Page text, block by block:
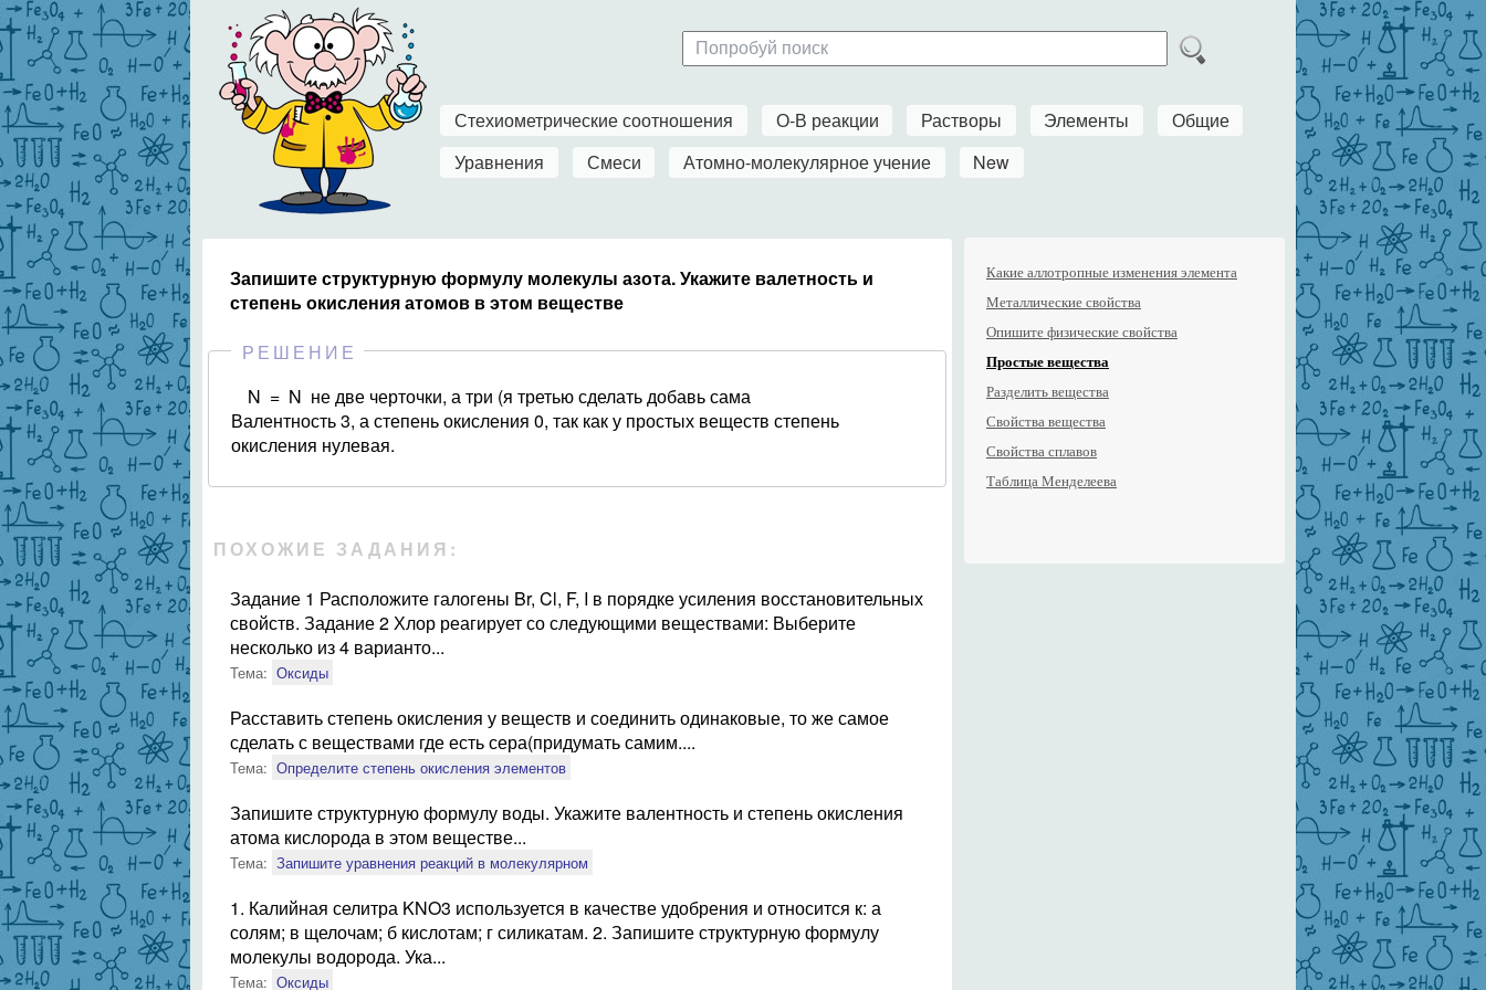
Стехиометрические соотношения О-В реакции Растворы Элементы
Общие
Уравнения
Смеси Атомно-молекулярное учение New
Запишите структурную формулу молекулы азота. Укажите валетность и
степень окисления атомов в этом веществе
РЕШЕНИЕ
N = N не две черточки, а три (я третью сделать добавь сама
Валентность 3, а степень окисления 0, так как у простых веществ степень
окисления нулевая.
ПОХОЖИЕ ЗАДАНИЯ:
Задание 1 Расположите галогены Br, Cl, F, I в порядке усиления восстановительных
свойств. Задание 2 Хлор реагирует со следующими веществами: Выберите
несколько из 4 варианто...
Тема: Оксиды
Расставить степень окисления у веществ и соединить одинаковые, то же самое
сделать с веществами где есть сера(придумать самим....
Тема: Определите степень окисления элементов
Запишите структурную формулу воды. Укажите валентность и степень окисления
атома кислорода в этом веществе...
Тема: Запишите уравнения реакций в молекулярном
1. Калийная селитра KNO3 используется в качестве удобрения и относится к: а
солям; в щелочам; б кислотам; г силикатам. 2. Запишите структурную формулу
молекулы водорода. Ука...
Тема: Оксиды
Какие аллотропные изменения элемента
Металлические свойства
Опишите физические свойства
Простые вещества
Разделить вещества
Свойства вещества
Свойства сплавов
Таблица Менделеева